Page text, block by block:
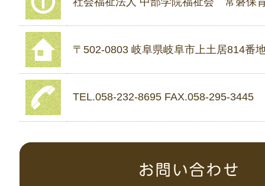
〒502-0803 岐阜県岐阜市上土居814番
TEL.058-232-8695 FAX.058-295-3445